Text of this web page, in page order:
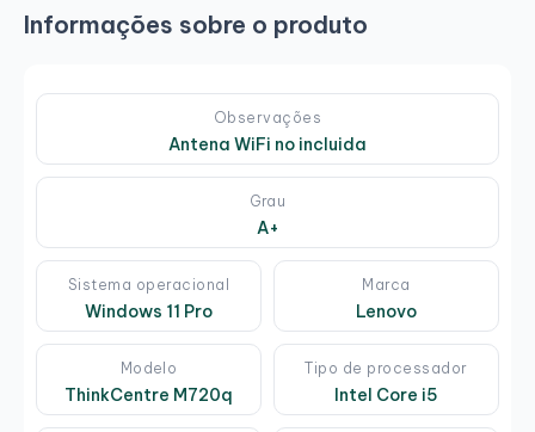
Informações sobre o produto
Observações
Antena WiFi no incluida
Grau
A+
Sistema operacional
Windows 11 Pro
Marca
Lenovo
Modelo
ThinkCentre M720q
Tipo de processador
Intel Core i5